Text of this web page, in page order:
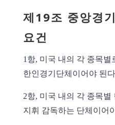
제19조 중앙경
요건
1항, 미국 내의 각 종목
한인경기단체이어야 된
2항, 미국 내의 각 종목
지휘 감독하는 단체이어